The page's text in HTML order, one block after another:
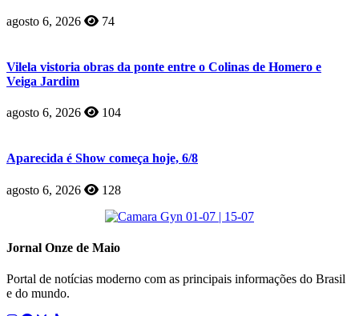
agosto 6, 2026 74
Vilela vistoria obras da ponte entre o Colinas de Homero e
Veiga Jardim
agosto 6, 2026 104
Aparecida é Show começa hoje, 6/8
agosto 6, 2026 128
Jornal Onze de Maio
Portal de notícias moderno com as principais informações do Brasil
e do mundo.